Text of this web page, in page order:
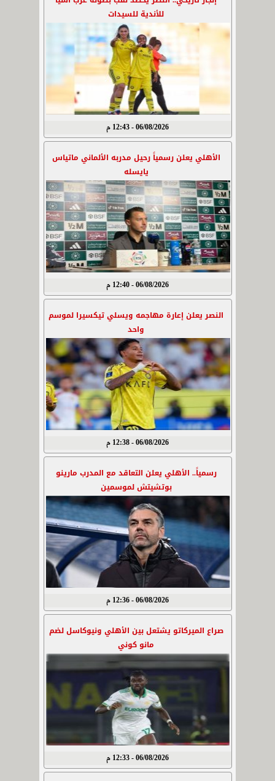
للأندية للسيدات
06/08/2026 - 12:43 م
الأهلي يعلن رسمياً رحيل مدربه الألماني ماتياس
يايسله
06/08/2026 - 12:40 م
النصر يعلن إعارة مهاجمه ويسلي تيكسيرا لموسم
واحد
06/08/2026 - 12:38 م
رسمياً.. الأهلي يعلن التعاقد مع المدرب مارينو
بوتشيتش لموسمين
06/08/2026 - 12:36 م
صراع الميركاتو يشتعل بين الأهلي ونيوكاسل لضم
مانو كوني
06/08/2026 - 12:33 م